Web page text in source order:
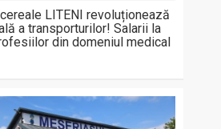
LITENI revoluționează
a transporturilor! Salarii la
din domeniul medical